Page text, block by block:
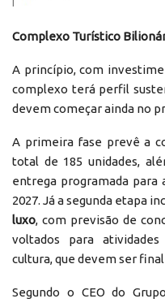
Complexo Turístico
A princípio, com
complexo terá perfil
devem começar ainda no
A primeira fase prevê a
total de 185 unidades,
entrega programada para
2027. Já a segunda etapa
luxo, com previsão de
voltados para
cultura, que devem ser
Segundo o CEO do